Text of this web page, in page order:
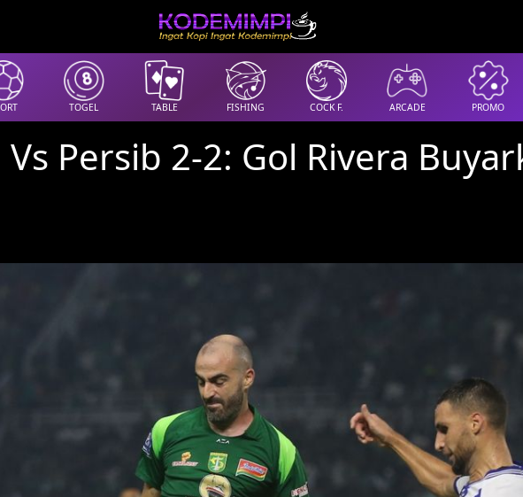
TOGEL TABLE FISHING COCK F. ARCADE PROMO
Persib 2-2: Gol Rivera